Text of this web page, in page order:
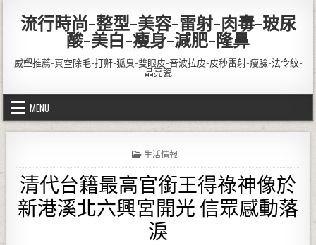
流行時尚-整型-美容-雷射-肉毒-玻尿
酸-美白-瘦身-減肥-隆鼻
威塑推薦-真空除毛-打鼾-狐臭-雙眼皮-音波拉皮-皮秒雷射-瘦臉-法令紋-
晶亮瓷
MENU
POSTED IN
生活情報
清代台籍最高官銜王得祿神像於
新港溪北六興宮開光 信眾感動落
淚